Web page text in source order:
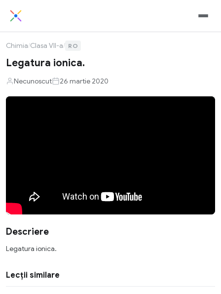
Chimia/Clasa VII-a/ RO
Legatura ionica.
Necunoscut 26 martie 2020
Descriere
Legatura ionica.
Lecții similare